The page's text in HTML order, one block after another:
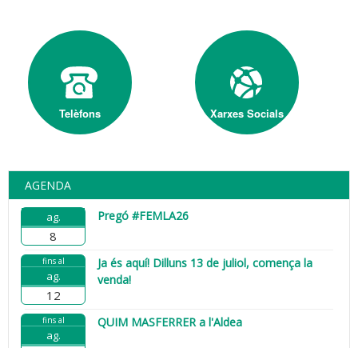
Telèfons Xarxes Socials
AGENDA
ag.
8
Pregó #FEMLA26
fins al
ag.
12
Ja és aquí! Dilluns 13 de juliol, comença la
venda!
fins al
ag.
QUIM MASFERRER a l'Aldea